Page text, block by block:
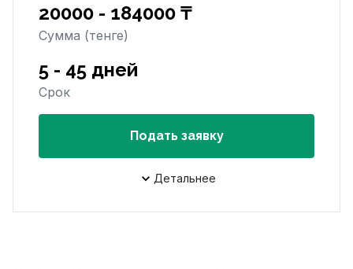
20000 - 184000 ₸
Сумма (тенге)
5 - 45 дней
Срок
Подать заявку
Детальнее